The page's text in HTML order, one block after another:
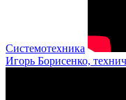
Системотехника
Игорь Борисенко,